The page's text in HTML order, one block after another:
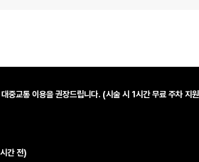
중교통 이용을 권장드립니다. (시술 시 1시간 무료 주차 지
간 전)